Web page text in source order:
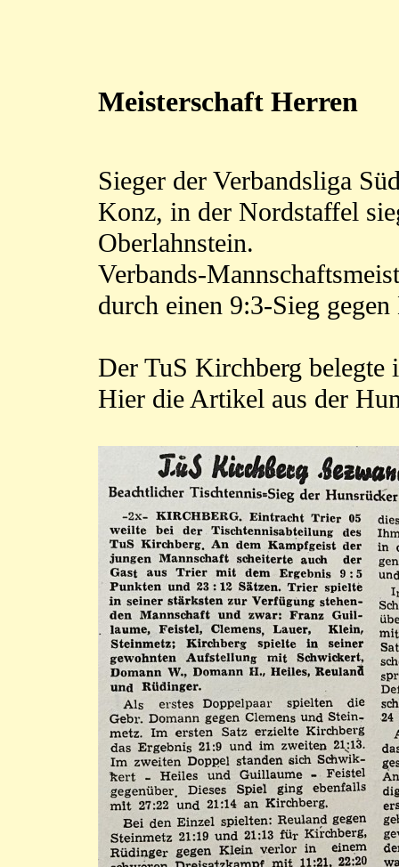
Meisterschaft Herren
Sieger der Verbandsliga
Konz, in der Nordstaffel
Oberlahnstein.
Verbands-
durch einen 9:3-Sieg
Der TuS Kirchberg belegte
Hier die Artikel aus der